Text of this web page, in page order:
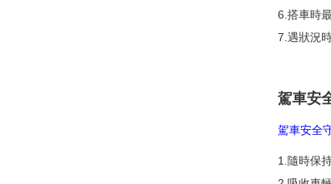
6.搭車時
7.遇狀況
駕車安
駕車安全
1.隨時保